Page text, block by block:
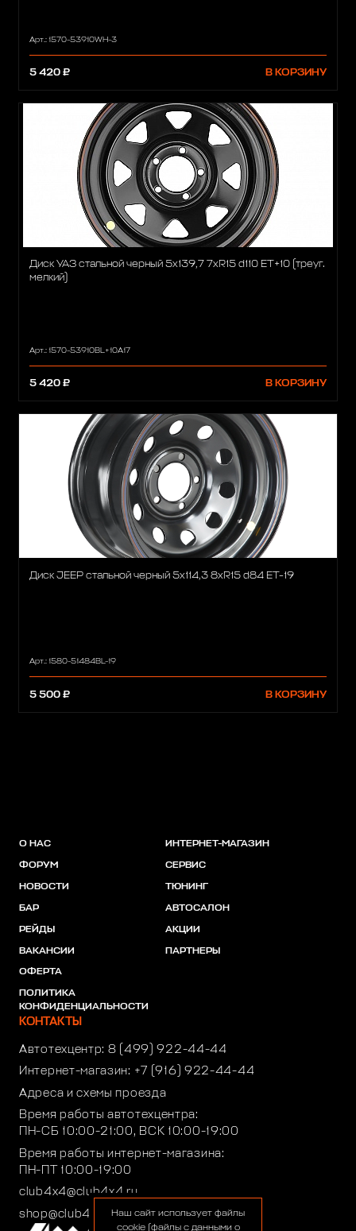
Арт.: 1570-53910WH-3
5 420 ₽ В КОРЗИНУ
Диск УАЗ стальной черный 5x139,7 7xR15 d110 ET+10 (треуг.
мелкий)
Арт.: 1570-53910BL+10A17
5 420 ₽ В КОРЗИНУ
Диск JEEP стальной черный 5х114,3 8xR15 d84 ET-19
Арт.: 1580-51484BL-19
5 500 ₽ В КОРЗИНУ
О НАС
ФОРУМ
НОВОСТИ
БАР
РЕЙДЫ
ВАКАНСИИ
ОФЕРТА
ПОЛИТИКА
КОНФИДЕНЦИАЛЬНОСТИ
ИНТЕРНЕТ-МАГАЗИН
СЕРВИС
ТЮНИНГ
АВТОСАЛОН
АКЦИИ
ПАРТНЕРЫ
КОНТАКТЫ
Автотехцентр: 8 (499) 922-44-44
Интернет-магазин: +7 (916) 922-44-44
Адреса и схемы проезда
Время работы автотехцентра:
ПН-СБ 10:00-21:00, ВСК 10:00-19:00
Время работы интернет-магазина:
ПН-ПТ 10:00-19:00
club4x4@club4x4.ru
shop@club4x4.ruНаш сайт использует файлы
cookie (файлы с данными о